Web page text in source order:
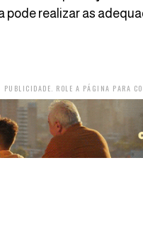
pode realizar as
PUBLICIDADE. ROLE A PÁGINA PARA